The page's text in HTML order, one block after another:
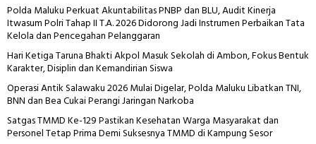
Polda Maluku Perkuat Akuntabilitas PNBP dan BLU, Audit Kinerja
Itwasum Polri Tahap II T.A. 2026 Didorong Jadi Instrumen Perbaikan Tata
Kelola dan Pencegahan Pelanggaran
Hari Ketiga Taruna Bhakti Akpol Masuk Sekolah di Ambon, Fokus Bentuk
Karakter, Disiplin dan Kemandirian Siswa
Operasi Antik Salawaku 2026 Mulai Digelar, Polda Maluku Libatkan TNI,
BNN dan Bea Cukai Perangi Jaringan Narkoba
Satgas TMMD Ke-129 Pastikan Kesehatan Warga Masyarakat dan
Personel Tetap Prima Demi Suksesnya TMMD di Kampung Sesor